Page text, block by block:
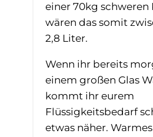
einer 70kg schweren
wären das somit
2,8 Liter.
Wenn ihr bereits
einem großen Glas
kommt ihr eurem
Flüssigkeitsbedarf
etwas näher.